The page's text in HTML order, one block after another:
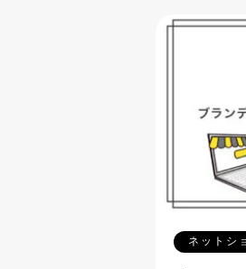
ネットシ